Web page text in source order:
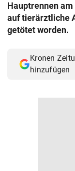
© Krone Multimedia
Muthgasse 2, 1190
Hauptrennen
auf tierärztliche
getötet worden.
Kronen
hinzufügen